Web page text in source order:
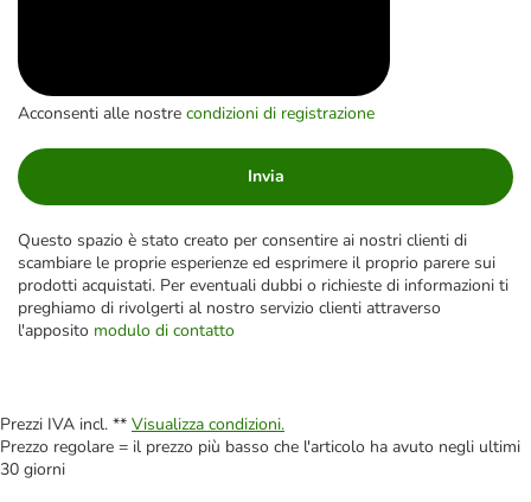
Acconsenti alle nostre condizioni di registrazione
Invia
Questo spazio è stato creato per consentire ai nostri clienti di
scambiare le proprie esperienze ed esprimere il proprio parere sui
prodotti acquistati. Per eventuali dubbi o richieste di informazioni ti
preghiamo di rivolgerti al nostro servizio clienti attraverso
l'apposito modulo di contatto
Prezzi IVA incl. ** Visualizza condizioni.
Prezzo regolare = il prezzo più basso che l'articolo ha avuto negli ultimi
30 giorni